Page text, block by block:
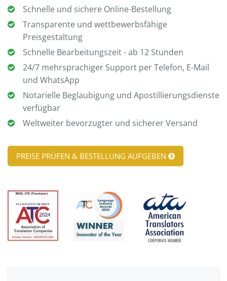
Schnelle und sichere Online-Bestellung
Transparente und wettbewerbsfähige
Preisgestaltung
Schnelle Bearbeitungszeit - ab 12 Stunden
24/7 mehrsprachiger Support per Telefon, E-Mail
und WhatsApp
Notarielle Beglaubigung und Apostillierungsdienste
verfügbar
Weltweiter bevorzugter und sicherer Versand
PREISE PRÜFEN & BESTELLUNG AUFGEBEN